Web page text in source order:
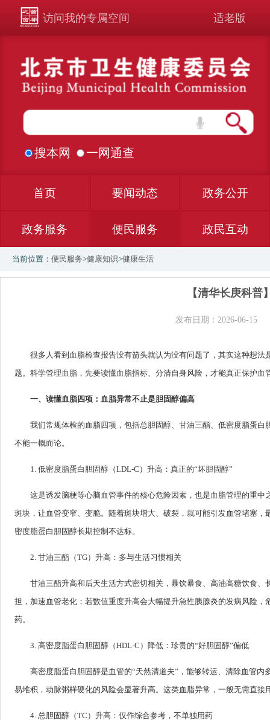
访问我的专属空间 适老版
搜本网 一网通查
首页 要闻动态 政务公开
政务服务 便民服务 政民互动
当前位置： 便民服务>健康知识>健康生活
【清华长庚科
发布日期：2026-06-15
很多人看到血脂检查报告没有箭头就认为没有问题了，其实这种想
题。科学管理血脂，先要读懂血脂指标、分清自身风险，才能真正保护血
一、读懂血脂四项：血脂异常不止是胆固醇偏高
我们常规体检的血脂四项，包括总胆固醇、甘油三酯、低密度脂蛋
不能一概而论。
1. 低密度脂蛋白胆固醇（LDL-C）升高：真正的“坏胆固醇”
这是诱发脑梗等心脑血管事件的核心危险因素，也是血脂管理的重
斑块，让血管变窄、变脆。随着斑块增大、破裂，就可能引发血管堵塞
密度脂蛋白胆固醇长期控制不达标。
2. 甘油三酯（TG）升高：多与生活习惯相关
甘油三酯升高和后天生活方式密切相关，暴饮暴食、高油高糖饮食
担，加速血管老化；若数值重度升高会大幅提升急性胰腺炎的发病风险
药。
3. 高密度脂蛋白胆固醇（HDL-C）降低：珍贵的“好胆固醇”偏低
高密度脂蛋白胆固醇是血管的“天然清道夫”，能够转运、清除血管
易堆积，动脉粥样硬化的风险会显著升高。这类血脂异常，一般无需直
4. 总胆固醇（TC）升高：仅作综合参考，不单独用药